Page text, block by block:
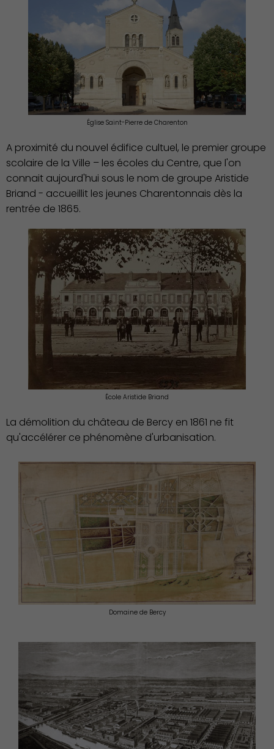
Culture
Église Saint-Pierre de Charenton
A proximité du nouvel édifice cultuel, le premier groupe
scolaire de la Ville – les écoles du Centre, que l'on
connait aujourd'hui sous le nom de groupe Aristide
Briand - accueillit les jeunes Charentonnais dès la
rentrée de 1865.
École Aristide Briand
La démolition du château de Bercy en 1861 ne fit
qu'accélérer ce phénomène d'urbanisation.
Domaine de Bercy